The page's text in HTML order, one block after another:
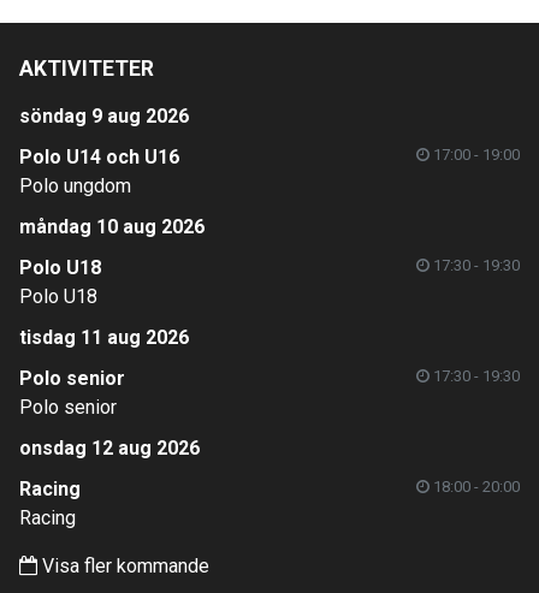
AKTIVITETER
söndag 9 aug 2026
Polo U14 och U16
17:00 - 19:00
Polo ungdom
måndag 10 aug 2026
Polo U18
17:30 - 19:30
Polo U18
tisdag 11 aug 2026
Polo senior
17:30 - 19:30
Polo senior
onsdag 12 aug 2026
Racing
18:00 - 20:00
Racing
Visa fler kommande